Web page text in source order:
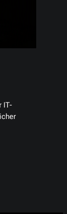
IT-